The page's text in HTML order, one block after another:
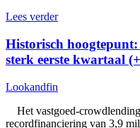
Lees verder
Historisch
sterk eerste kwartaal
Lookandfin
Het vastgoed-
recordfinanciering van 3,9